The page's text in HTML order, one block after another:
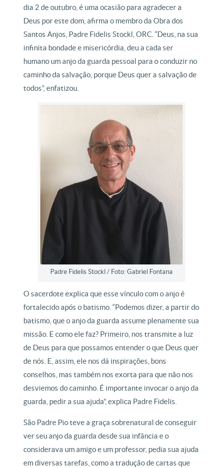
dia 2 de outubro, é uma ocasião para agradecer a
Deus por este dom, afirma o membro da Obra dos
Santos Anjos, Padre Fidelis Stockl, ORC. “Deus, na sua
infinita bondade e misericórdia, deu a cada ser
humano um anjo da guarda pessoal para o conduzir no
caminho da salvação, porque Deus quer a salvação de
todos”, enfatizou.
Padre Fidelis Stockl / Foto: Gabriel Fontana
O sacerdote explica que esse vínculo com o anjo é
fortalecido após o batismo. “Podemos dizer, a partir do
batismo, que o anjo da guarda assume plenamente sua
missão. E como ele faz? Primeiro, nos transmite a luz
de Deus para que possamos entender o que Deus quer
de nós. E, assim, ele nos dá inspirações, bons
conselhos, mas também nos exorta para que não nos
desviemos do caminho. É importante invocar o anjo da
guarda, pedir a sua ajuda”, explica Padre Fidelis.
São Padre Pio teve a graça sobrenatural de conseguir
ver seu anjo da guarda desde sua infância e o
considerava um amigo e um professor, pedia sua ajuda
em diversas tarefas, como a tradução de cartas que